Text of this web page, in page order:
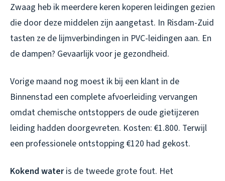
Zwaag heb ik meerdere keren koperen leidingen gezien
die door deze middelen zijn aangetast. In Risdam-Zuid
tasten ze de lijmverbindingen in PVC-leidingen aan. En
de dampen? Gevaarlijk voor je gezondheid.
Vorige maand nog moest ik bij een klant in de
Binnenstad een complete afvoerleiding vervangen
omdat chemische ontstoppers de oude gietijzeren
leiding hadden doorgevreten. Kosten: €1.800. Terwijl
een professionele ontstopping €120 had gekost.
Kokend wateris de tweede grote fout. Het